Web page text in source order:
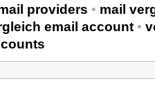
providers • mail
email account •